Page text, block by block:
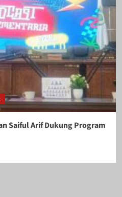
Saiful Arif Dukung Program